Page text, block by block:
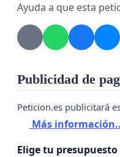
Ayuda a que esta
Publicidad de
Peticion.es publicitará
Más
Elige tu presupuesto